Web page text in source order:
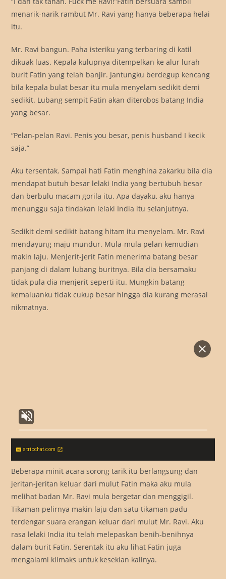
menarik-narik rambut Mr. Ravi yang hanya beberapa helai
itu.
Mr. Ravi bangun. Paha isteriku yang terbaring di katil
dikuak luas. Kepala kulupnya ditempelkan ke alur lurah
burit Fatin yang telah banjir. Jantungku berdegup kencang
bila kepala bulat besar itu mula menyelam sedikit demi
sedikit. Lubang sempit Fatin akan diterobos batang India
yang besar.
“Pelan-pelan Ravi. Penis you besar, penis husband I kecik
saja.”
Aku tersentak. Sampai hati Fatin menghina zakarku bila dia
mendapat butuh besar lelaki India yang bertubuh besar
dan berbulu macam gorila itu. Apa dayaku, aku hanya
menunggu saja tindakan lelaki India itu selanjutnya.
Sedikit demi sedikit batang hitam itu menyelam. Mr. Ravi
mendayung maju mundur. Mula-mula pelan kemudian
makin laju. Menjerit-jerit Fatin menerima batang besar
panjang di dalam lubang buritnya. Bila dia bersamaku
tidak pula dia menjerit seperti itu. Mungkin batang
kemaluanku tidak cukup besar hingga dia kurang merasai
nikmatnya.
stripchat.com
Beberapa minit acara sorong tarik itu berlangsung dan
jeritan-jeritan keluar dari mulut Fatin maka aku mula
melihat badan Mr. Ravi mula bergetar dan menggigil.
Tikaman pelirnya makin laju dan satu tikaman padu
terdengar suara erangan keluar dari mulut Mr. Ravi. Aku
rasa lelaki India itu telah melepaskan benih-benihnya
dalam burit Fatin. Serentak itu aku lihat Fatin juga
mengalami klimaks untuk kesekian kalinya.